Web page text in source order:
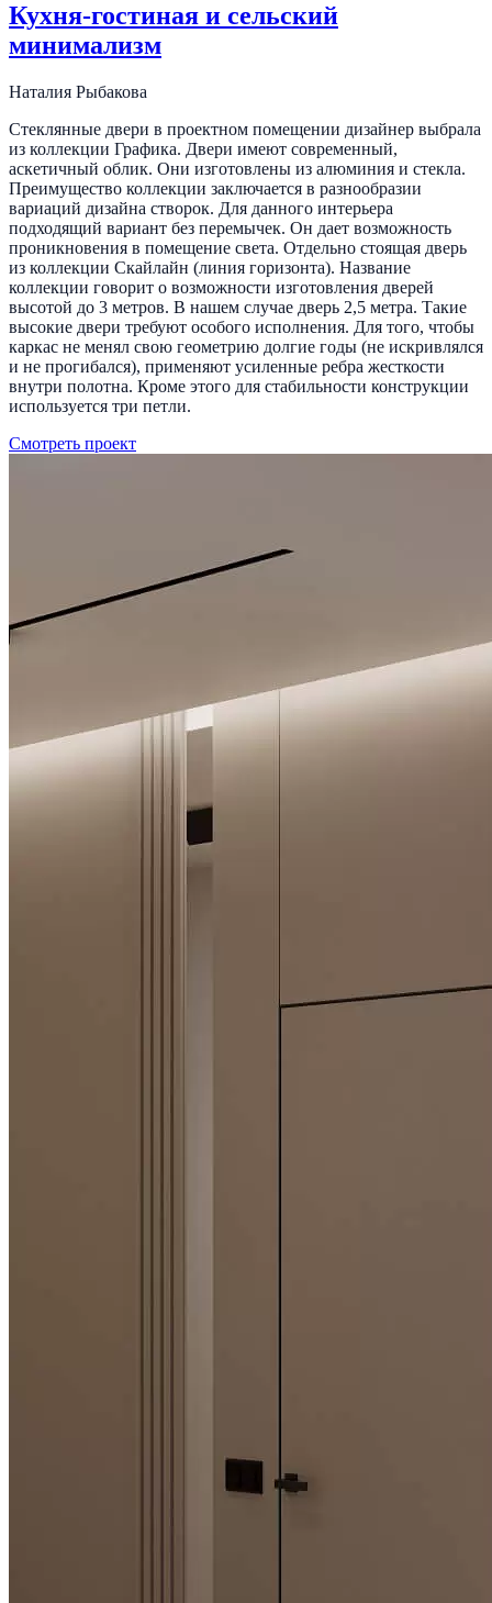
Кухня-гостиная и сельский
минимализм
Наталия Рыбакова
Стеклянные двери в проектном помещении дизайнер выбрала
из коллекции Графика. Двери имеют современный,
аскетичный облик. Они изготовлены из алюминия и стекла.
Преимущество коллекции заключается в разнообразии
вариаций дизайна створок. Для данного интерьера
подходящий вариант без перемычек. Он дает возможность
проникновения в помещение света. Отдельно стоящая дверь
из коллекции Скайлайн (линия горизонта). Название
коллекции говорит о возможности изготовления дверей
высотой до 3 метров. В нашем случае дверь 2,5 метра. Такие
высокие двери требуют особого исполнения. Для того, чтобы
каркас не менял свою геометрию долгие годы (не искривлялся
и не прогибался), применяют усиленные ребра жесткости
внутри полотна. Кроме этого для стабильности конструкции
используется три петли.
Смотреть проект